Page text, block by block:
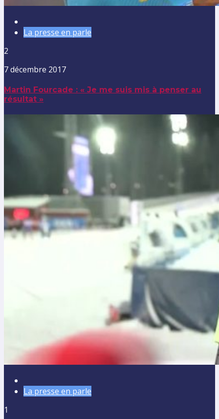
La presse en parle
2
7 décembre 2017
Martin Fourcade : « Je me suis mis à penser au
résultat »
La presse en parle
1